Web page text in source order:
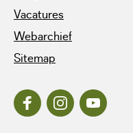
Vacatures
Webarchief
Sitemap